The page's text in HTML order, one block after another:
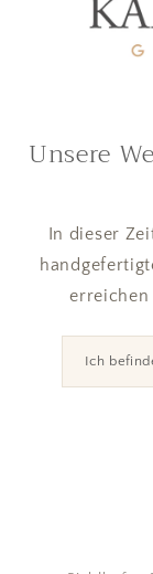
Unsere
In dieser
Ich